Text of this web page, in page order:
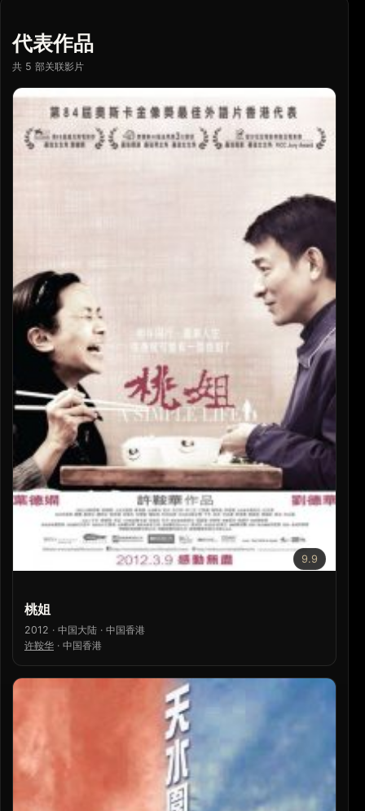
代表作品
共 5 部关联影片
9.9
桃姐
2012 · 中国大陆 · 中国香港
许鞍华 · 中国香港